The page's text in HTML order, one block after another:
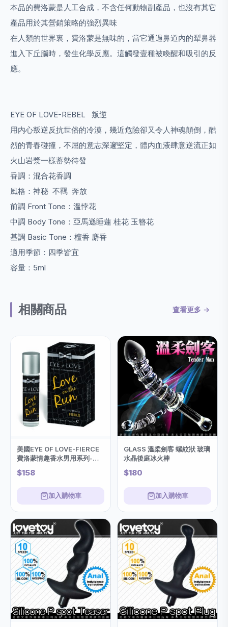
本品的費洛蒙是人工合成，不含任何動物副產品，也沒有其它
產品用於其營銷策略的強烈異味
在人類的世界裏，費洛蒙是無味的，當它通過鼻道內的犁鼻器
進入下丘腦時，發生化學反應。這觸發壹種被喚醒和吸引的反
應。
EYE OF LOVE-REBEL 叛逆
用内心叛逆反抗世俗的冷漠，幾近危險卻又令人神魂顛倒，酷
烈的青春碰撞，不屈的意志深邃堅定，體内血液肆意逆流正如
火山岩漿一樣蓄勢待發
香調：混合花香調
風格：神秘 不羈 奔放
前調 Front Tone：溫悖花
中調 Body Tone：亞馬遜睡蓮 桂花 玉簪花
基調 Basic Tone：檀香 麝香
適用季節：四季皆宜
容量：5ml
相關商品 查看更多 →
美國EYE OF LOVE-FIERCE
費洛蒙情趣香水男用系列-狂
烈
$158
加入購物車
GLASS 溫柔劍客 螺紋狀 玻璃
水晶後庭冰火棒
$180
加入購物車